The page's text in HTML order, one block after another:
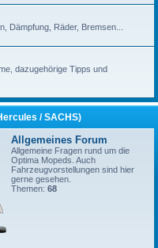
Dämpfung, Räder, Bremsen...
dazugehörige Tipps und
/ SACHS)
Allgemeines Forum
Allgemeine Fragen rund um die
Optima Mopeds. Auch
Fahrzeugvorstellungen sind hier
gerne gesehen.
Themen: 68